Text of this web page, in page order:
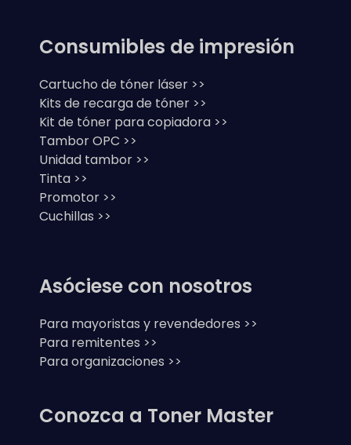
Consumibles de impresión
Cartucho de tóner láser >>
Kits de recarga de tóner >>
Kit de tóner para copiadora >>
Tambor OPC >>
Unidad tambor >>
Tinta >>
Promotor >>
Cuchillas >>
Asóciese con nosotros
Para mayoristas y revendedores >>
Para remitentes >>
Para organizaciones >>
Conozca a Toner Master